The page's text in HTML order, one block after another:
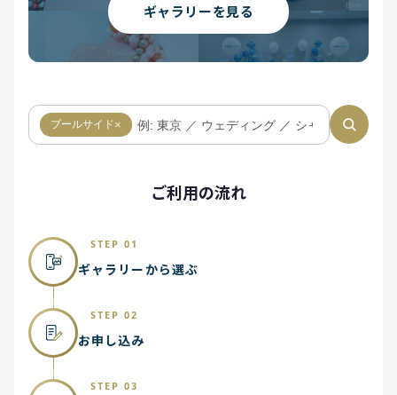
ギャラリーを見る
プールサイド×
ご利用の流れ
STEP 01
ギャラリーから選ぶ
STEP 02
お申し込み
STEP 03